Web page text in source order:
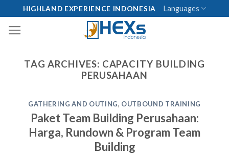
content
HIGHLAND EXPERIENCE INDONESIA Languages
TAG ARCHIVES: CAPACITY BUILDING
PERUSAHAAN
GATHERING AND OUTING, OUTBOUND TRAINING
Paket Team Building Perusahaan:
Harga, Rundown & Program Team
Building